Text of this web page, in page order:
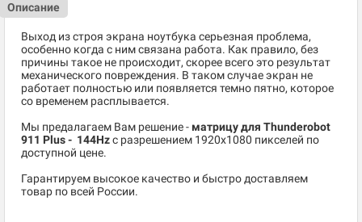
Описание
Выход из строя экрана ноутбука серьезная проблема,
особенно когда с ним связана работа. Как правило, без
причины такое не происходит, скорее всего это результат
механического повреждения. В таком случае экран не
работает полностью или появляется темно пятно, которое
со временем расплывается.
Мы предалагаем Вам решение - матрицу для Thunderobot
911 Plus - 144Hzc разрешением 1920x1080 пикселей по
доступной цене.
Гарантируем высокое качество и быстро доставляем
товар по всей России.